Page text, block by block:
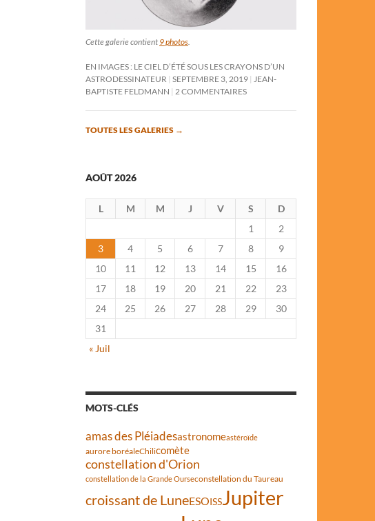
Cette galerie contient 9 photos
EN IMAGES : LE CIEL D’ÉTÉ SOUS LES CRAYONS D’UN
ASTRODESSINATEUR SEPTEMBRE 3, 2019
JEAN-
BAPTISTE FELDMANN
2 COMMENTAIRES
TOUTES LES GALERIES →
AOÛT 2026
L M M J V S
D
1
2
3
4 5 6 7 8
9
10
11 12 13 14 15
16
17
18 19 20 21 22
23
24
25 26 27 28 29
30
31
« Juil
MOTS-CLÉS
amas des Pléiadesastronomeastéroïde
aurore boréaleChilicomète
constellation d'Orion
constellation de la Grande Ourseconstellation du Taureau
croissant de LuneESOISSJupiter